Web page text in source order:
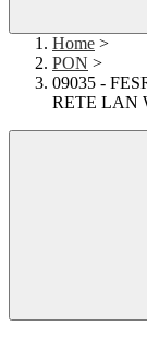
Home >
PON >
09035 -
RETE LAN